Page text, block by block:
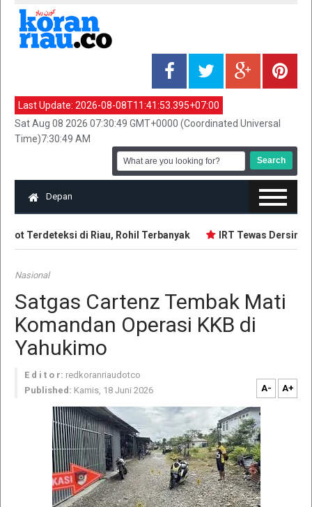
Last Update: 2026-08-08T11:41:53.395+07:00
Sat Aug 08 2026 07:30:49 GMT+0000 (Coordinated Universal
Time)7:30:49 AM
Depan
Terdeteksi di Riau, Rohil Terbanyak IRT Tewas
Nasional
Satgas Cartenz Tembak Mati
Komandan Operasi KKB di
Yahukimo
E d i t o r: redkoranriaudotco
Published: Kamis, 18 Juni 2026 A- A+